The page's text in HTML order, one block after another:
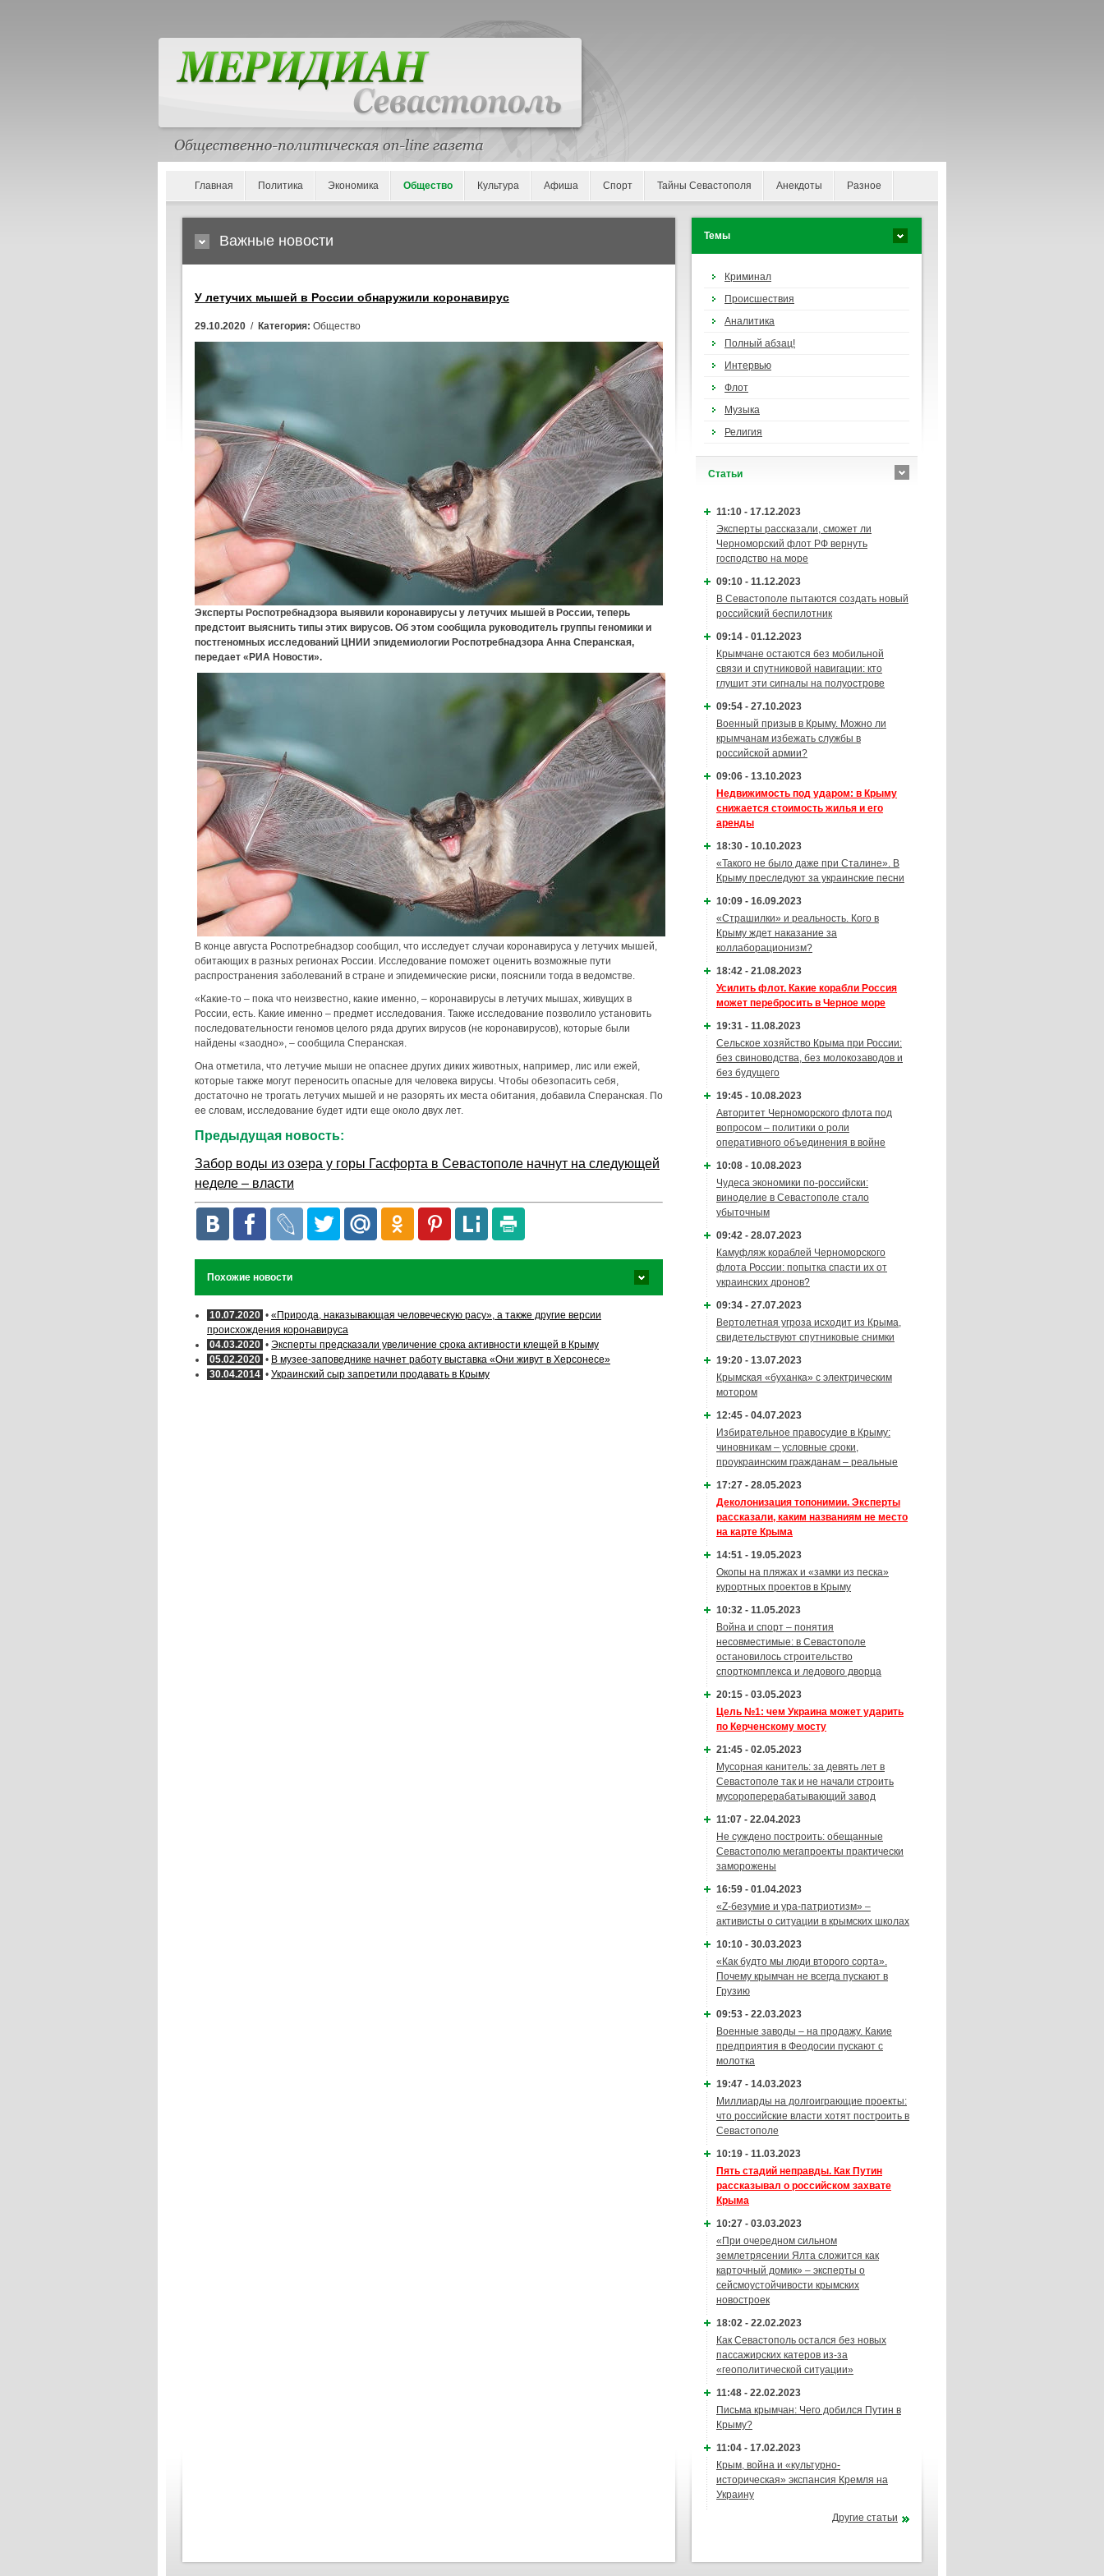
Главная Политика Экономика Общество Культура Афиша Спорт Тайны Севастополя Анекдоты Разное
Важные новости
У летучих мышей в России обнаружили коронавирус
29.10.2020 / Категория: Общество
Эксперты Роспотребнадзора выявили коронавирусы у летучих мышей в России, теперь
предстоит выяснить типы этих вирусов. Об этом сообщила руководитель группы геномики и
постгеномных исследований ЦНИИ эпидемиологии Роспотребнадзора Анна Сперанская,
передает «РИА Новости».
В конце августа Роспотребнадзор сообщил, что исследует случаи коронавируса у летучих мышей,
обитающих в разных регионах России. Исследование поможет оценить возможные пути
распространения заболеваний в стране и эпидемические риски, пояснили тогда в ведомстве.
«Какие-то – пока что неизвестно, какие именно, – коронавирусы в летучих мышах, живущих в
России, есть. Какие именно – предмет исследования. Также исследование позволило установить
последовательности геномов целого ряда других вирусов (не коронавирусов), которые были
найдены «заодно», – сообщила Сперанская.
Она отметила, что летучие мыши не опаснее других диких животных, например, лис или ежей,
которые также могут переносить опасные для человека вирусы. Чтобы обезопасить себя,
достаточно не трогать летучих мышей и не разорять их места обитания, добавила Сперанская. По
ее словам, исследование будет идти еще около двух лет.
Предыдущая новость:
Забор воды из озера у горы Гасфорта в Севастополе начнут на следующей
неделе – власти
Похожие новости
10.07.2020 • «Природа, наказывающая человеческую расу», а также другие версии
происхождения коронавируса
04.03.2020 • Эксперты предсказали увеличение срока активности клещей в Крыму
05.02.2020 • В музее-заповеднике начнет работу выставка «Они живут в Херсонесе»
30.04.2014 • Украинский сыр запретили продавать в Крыму
Темы
Криминал
Происшествия
Аналитика
Полный абзац!
Интервью
Флот
Музыка
Религия
Cтатьи
11:10 - 17.12.2023
Эксперты рассказали, сможет ли
Черноморский флот РФ вернуть
господство на море
09:10 - 11.12.2023
В Севастополе пытаются создать новый
российский беспилотник
09:14 - 01.12.2023
Крымчане остаются без мобильной
связи и спутниковой навигации: кто
глушит эти сигналы на полуострове
09:54 - 27.10.2023
Военный призыв в Крыму. Можно ли
крымчанам избежать службы в
российской армии?
09:06 - 13.10.2023
Недвижимость под ударом: в Крыму
снижается стоимость жилья и его
аренды
18:30 - 10.10.2023
«Такого не было даже при Сталине». В
Крыму преследуют за украинские песни
10:09 - 16.09.2023
«Страшилки» и реальность. Кого в
Крыму ждет наказание за
коллаборационизм?
18:42 - 21.08.2023
Усилить флот. Какие корабли Россия
может перебросить в Черное море
19:31 - 11.08.2023
Сельское хозяйство Крыма при России:
без свиноводства, без молокозаводов и
без будущего
19:45 - 10.08.2023
Авторитет Черноморского флота под
вопросом – политики о роли
оперативного объединения в войне
10:08 - 10.08.2023
Чудеса экономики по-российски:
виноделие в Севастополе стало
убыточным
09:42 - 28.07.2023
Камуфляж кораблей Черноморского
флота России: попытка спасти их от
украинских дронов?
09:34 - 27.07.2023
Вертолетная угроза исходит из Крыма,
свидетельствуют спутниковые снимки
19:20 - 13.07.2023
Крымская «буханка» с электрическим
мотором
12:45 - 04.07.2023
Избирательное правосудие в Крыму:
чиновникам – условные сроки,
проукраинским гражданам – реальные
17:27 - 28.05.2023
Деколонизация топонимии. Эксперты
рассказали, каким названиям не место
на карте Крыма
14:51 - 19.05.2023
Окопы на пляжах и «замки из песка»
курортных проектов в Крыму
10:32 - 11.05.2023
Война и спорт – понятия
несовместимые: в Севастополе
остановилось строительство
спорткомплекса и ледового дворца
20:15 - 03.05.2023
Цель №1: чем Украина может ударить
по Керченскому мосту
21:45 - 02.05.2023
Мусорная канитель: за девять лет в
Севастополе так и не начали строить
мусороперерабатывающий завод
11:07 - 22.04.2023
Не суждено построить: обещанные
Севастополю мегапроекты практически
заморожены
16:59 - 01.04.2023
«Z-безумие и ура-патриотизм» –
активисты о ситуации в крымских школах
10:10 - 30.03.2023
«Как будто мы люди второго сорта».
Почему крымчан не всегда пускают в
Грузию
09:53 - 22.03.2023
Военные заводы – на продажу. Какие
предприятия в Феодосии пускают с
молотка
19:47 - 14.03.2023
Миллиарды на долгоиграющие проекты:
что российские власти хотят построить в
Севастополе
10:19 - 11.03.2023
Пять стадий неправды. Как Путин
рассказывал о российском захвате
Крыма
10:27 - 03.03.2023
«При очередном сильном
землетрясении Ялта сложится как
карточный домик» – эксперты о
сейсмоустойчивости крымских
новостроек
18:02 - 22.02.2023
Как Севастополь остался без новых
пассажирских катеров из-за
«геополитической ситуации»
11:48 - 22.02.2023
Письма крымчан: Чего добился Путин в
Крыму?
11:04 - 17.02.2023
Крым, война и «культурно-
историческая» экспансия Кремля на
Украину
Другие статьи